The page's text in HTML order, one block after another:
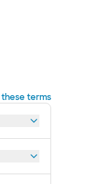
these terms